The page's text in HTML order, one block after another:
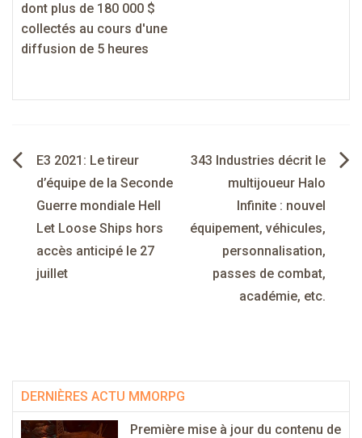
dont plus de 180 000 $
collectés au cours d'une
diffusion de 5 heures
Navigation
de
l’article
E3 2021: Le tireur
d’équipe de la Seconde
Guerre mondiale Hell
Let Loose Ships hors
accès anticipé le 27
juillet
343 Industries décrit le
multijoueur Halo
Infinite : nouvel
équipement, véhicules,
personnalisation,
passes de combat,
académie, etc.
DERNIÈRES ACTU MMORPG
Première mise à jour du contenu de